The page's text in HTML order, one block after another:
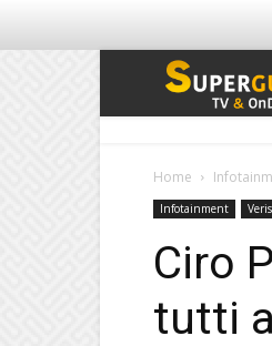
Home
Infotainment
Ciro
tutti